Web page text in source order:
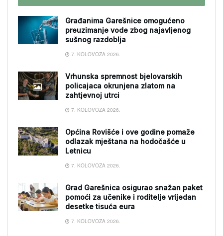
Građanima Garešnice omogućeno
preuzimanje vode zbog najavljenog
sušnog razdoblja
7. KOLOVOZA 2026.
Vrhunska spremnost bjelovarskih
policajaca okrunjena zlatom na
zahtjevnoj utrci
7. KOLOVOZA 2026.
Općina Rovišće i ove godine pomaže
odlazak mještana na hodočašće u
Letnicu
7. KOLOVOZA 2026.
Grad Garešnica osigurao snažan paket
pomoći za učenike i roditelje vrijedan
desetke tisuća eura
7. KOLOVOZA 2026.